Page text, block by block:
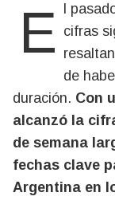
El pasado feriado del 25 de Mayo ha dejado cifras
de
duración. Con
alcanzó la
de semana
fechas clave
Argentina en